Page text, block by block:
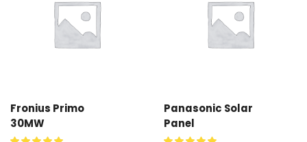
Fronius Primo
30MW
Panasonic Solar
Panel